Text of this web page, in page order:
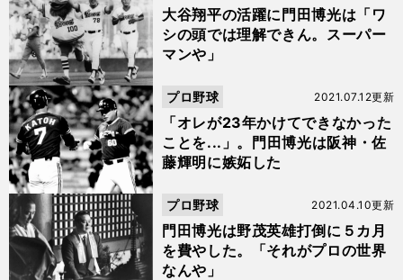
大谷翔平の活躍に門田博光は「ワ
シの頭では理解できん。スーパー
マンや」
「オレが23年かけてできなかった
ことを...」。門田博光は阪神・佐
藤輝明に嫉妬した
2021.07.12更新
プロ野球
門田博光は野茂英雄打倒に５カ月
を費やした。「それがプロの世界
なんや」
2021.04.10更新
プロ野球